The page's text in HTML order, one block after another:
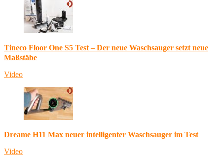
Tineco Floor One S5 Test – Der neue Waschsauger setzt neue
Maßstäbe
Video
Dreame H11 Max neuer intelligenter Waschsauger im Test
Video